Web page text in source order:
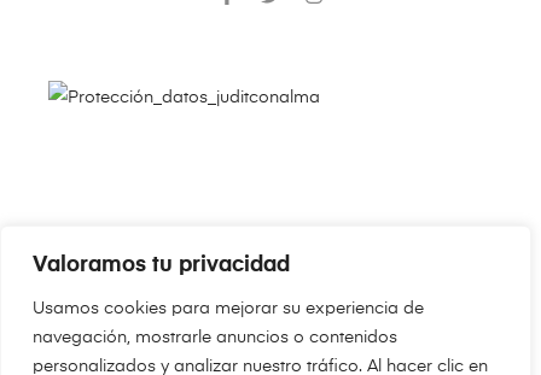
Valoramos tu privacidad
Usamos cookies para mejorar su experiencia de
navegación, mostrarle anuncios o contenidos
personalizados y analizar nuestro tráfico. Al hacer clic en
reservados.